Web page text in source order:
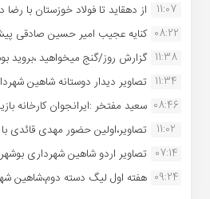
11:07
از دهقاید تا فولاد خوزستان با
08:22 کنایه عجیب امیر حسین صادقی
11:38 گزارش روز/گنج میخواهید ،بروید
11:34 تصاویر دیدار دوستانه شاهین
08:46 سعید مفتخر :ایرانجوان کارخانه
11:02
تصاویر،اولین حضور مهدی قائدی
07:14 تصاویر اردو شاهین شهرداری
09:24 هفته اول لیگ دسته دوم،شاهین